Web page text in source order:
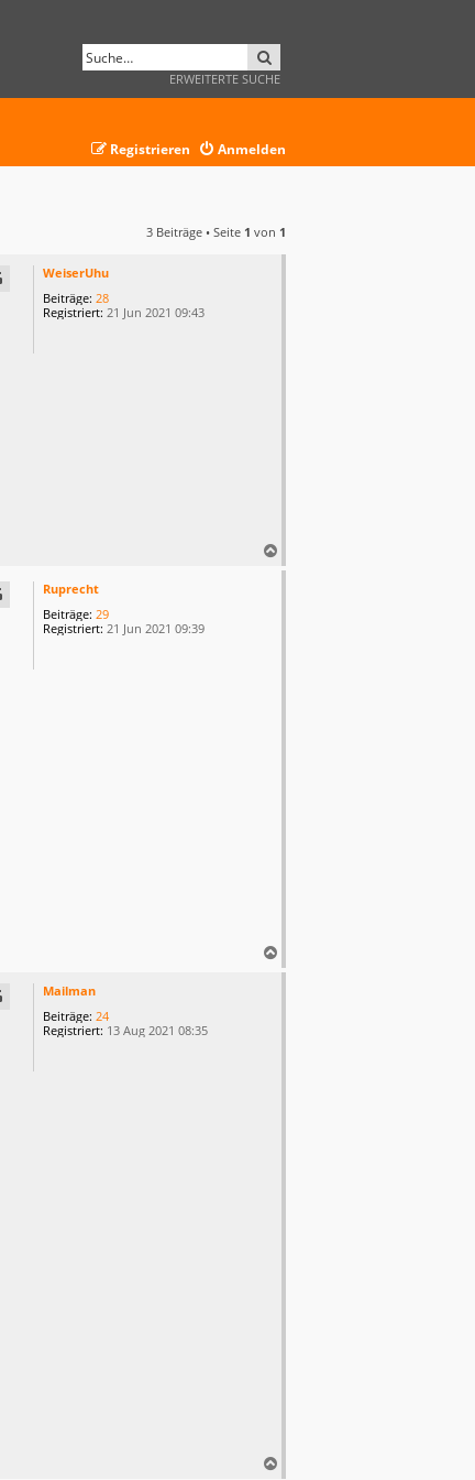
ERWEITERTE SUCHE
Anmelden
Registrieren
3 Beiträge • Seite 1 von 1
WeiserUhu
Beiträge: 28
Registriert: 21 Jun 2021 09:43
a
Ruprecht
Beiträge: 29
Registriert: 21 Jun 2021 09:39
a
Mailman
Beiträge: 24
Registriert: 13 Aug 2021 08:35